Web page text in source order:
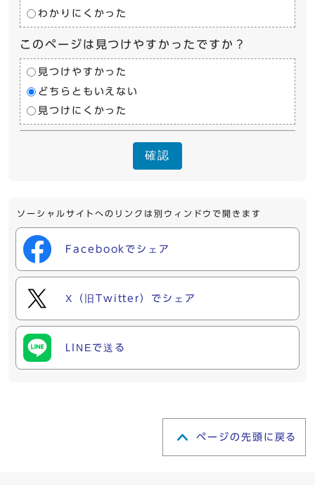
わかりにくかった
このページは見つけやすかったですか？
見つけやすかった
どちらともいえない
見つけにくかった
確認
ソーシャルサイトへのリンクは別ウィンドウで開きます
Facebookでシェア
X（旧Twitter）でシェア
LINEで送る
ページの先頭に戻る